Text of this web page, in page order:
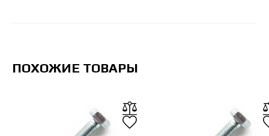
ПОХОЖИЕ ТОВАРЫ